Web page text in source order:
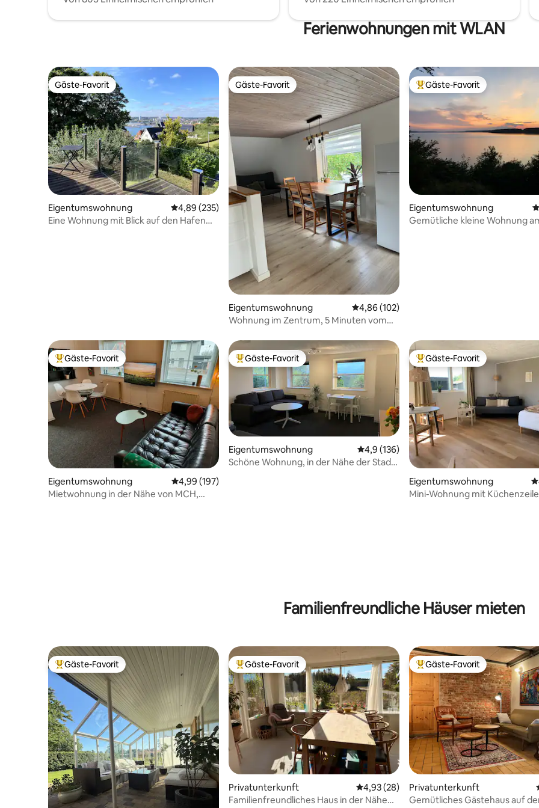
Ferienwohnungen mit WLAN
Gäste-Favorit
Gäste-Favorit
Eigentumswohnung Durchschnittliche Bewertung: 4,89 von 5, 235 Bewertungen
4,89 (235)
Eine Wohnung mit Blick auf den Hafen
Gäste-Favorit
Gäste-Favorit
Eigentumswohnung Durchschnittliche Bewertung: 4,86 von 5,
4,86 (102)
Wohnung im Zentrum, 5 Minuten vom
Beliebter Gäste-Favorit.
Gäste-Favorit
Eigentumswohnung
Gemütliche kleine Wohnung
Beliebter Gäste-Favorit.
Gäste-Favorit
Eigentumswohnung Durchschnittliche Bewertung: 4,99 von 5, 197 Bewertungen
4,99 (197)
Mietwohnung in der Nähe von MCH,
Beliebter Gäste-Favorit.
Gäste-Favorit
Eigentumswohnung Durchschnittliche Bewertung: 4,9 von 5,
4,9 (136)
Schöne Wohnung, in der Nähe der Stadt
Beliebter Gäste-Favorit.
Gäste-Favorit
Eigentumswohnung
Mini-Wohnung mit
Familienfreundliche Häuser mieten
Beliebter Gäste-Favorit.
Gäste-Favorit Beliebter Gäste-Favorit.
Gäste-Favorit
Privatunterkunft Durchschnittliche Bewertung: 4,93 von 5,
4,93 (28)
Familienfreundliches Haus in der Nähe
Beliebter Gäste-Favorit.
Gäste-Favorit
Privatunterkunft
Gemütliches Gästehaus auf